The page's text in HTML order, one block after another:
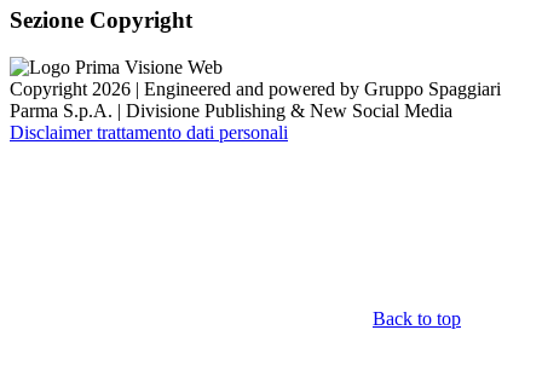
Sezione Copyright
Copyright 2026 | Engineered and powered by Gruppo Spaggiari
Parma S.p.A. | Divisione Publishing & New Social Media
Disclaimer trattamento dati personali
Back to top